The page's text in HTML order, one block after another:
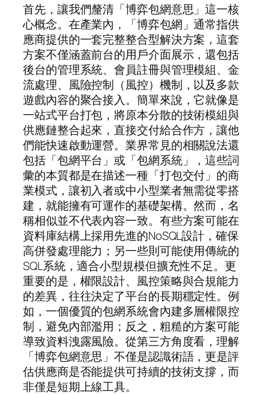
首先，讓我們釐清「博弈包網意思」這一核
心概念。在產業內，「博弈包網」通常指供
應商提供的一套完整整合型解決方案，這套
方案不僅涵蓋前台的用戶介面展示，還包括
後台的管理系統、會員註冊與管理模組、金
流處理、風險控制（風控）機制，以及多款
遊戲內容的聚合接入。簡單來說，它就像是
一站式平台打包，將原本分散的技術模組與
供應鏈整合起來，直接交付給合作方，讓他
們能快速啟動運營。業界常見的相關說法還
包括「包網平台」或「包網系統」，這些詞
彙的本質都是在描述一種「打包交付」的商
業模式，讓初入者或中小型業者無需從零搭
建，就能擁有可運作的基礎架構。然而，名
稱相似並不代表內容一致。有些方案可能在
資料庫結構上採用先進的NoSQL設計，確保
高併發處理能力；另一些則可能使用傳統的
SQL系統，適合小型規模但擴充性不足。更
重要的是，權限設計、風控策略與合規能力
的差異，往往決定了平台的長期穩定性。例
如，一個優質的包網系統會內建多層權限控
制，避免內部濫用；反之，粗糙的方案可能
導致資料洩露風險。從第三方角度看，理解
「博弈包網意思」不僅是認識術語，更是評
估供應商是否能提供可持續的技術支撐，而
非僅是短期上線工具。